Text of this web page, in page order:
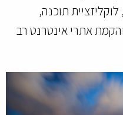
תוכנה,
והקמת אתרי אינטרנט רב